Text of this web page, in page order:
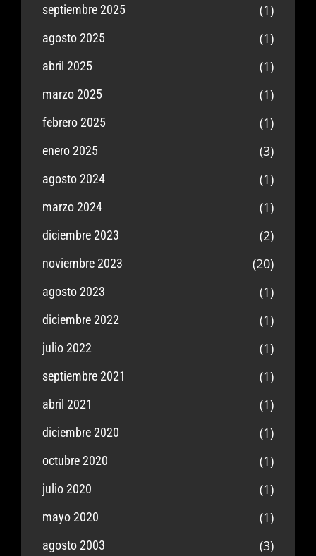
septiembre 2025 (1)
agosto 2025 (1)
abril 2025 (1)
marzo 2025 (1)
febrero 2025 (1)
enero 2025 (3)
agosto 2024 (1)
marzo 2024 (1)
diciembre 2023 (2)
noviembre 2023 (20)
agosto 2023 (1)
diciembre 2022 (1)
julio 2022 (1)
septiembre 2021 (1)
abril 2021 (1)
diciembre 2020 (1)
octubre 2020 (1)
julio 2020 (1)
mayo 2020 (1)
agosto 2003 (3)